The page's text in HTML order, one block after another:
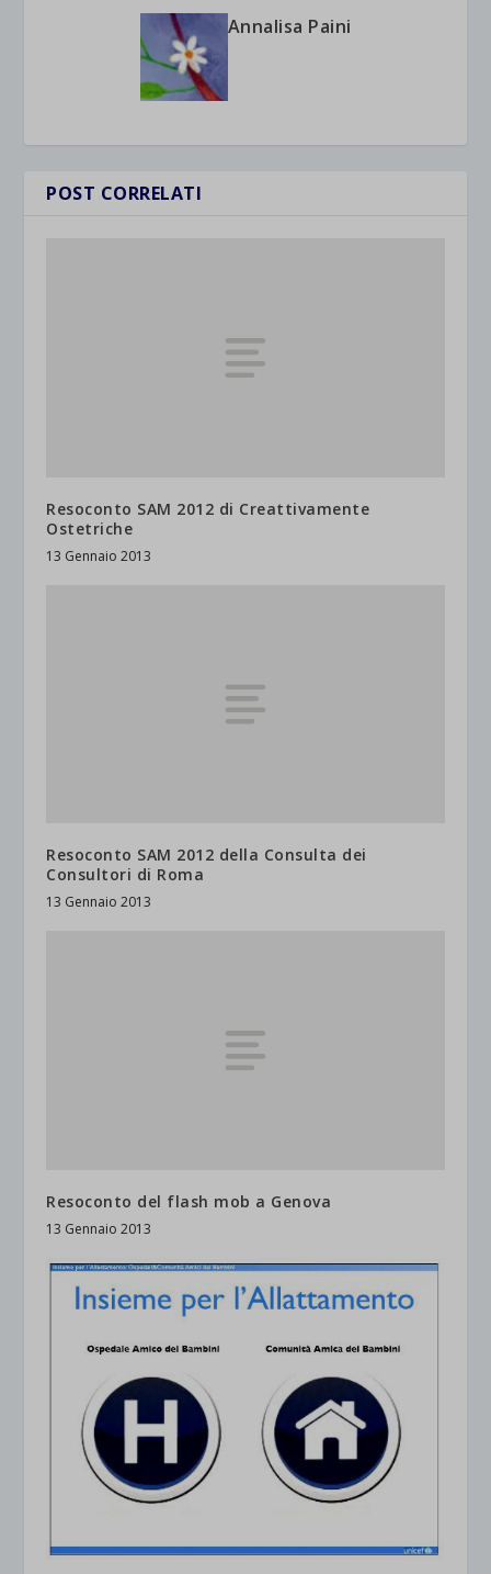
Annalisa Paini
POST CORRELATI
Resoconto SAM 2012 di Creattivamente
Ostetriche
13 Gennaio 2013
Resoconto SAM 2012 della Consulta dei
Consultori di Roma
13 Gennaio 2013
Resoconto del flash mob a Genova
13 Gennaio 2013